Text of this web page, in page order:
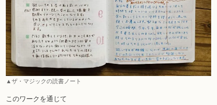
▲ザ・マジックの読書ノート
このワークを通じて